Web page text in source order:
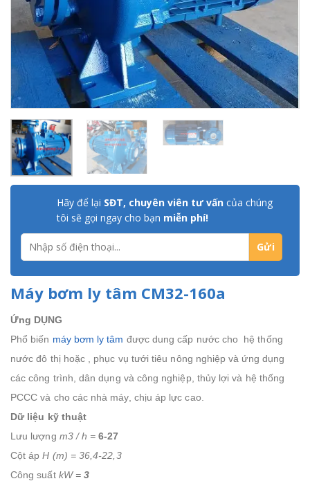
Hãy để lại SĐT, chuyên viên tư vấn của chúng
tôi sẽ gọi ngay cho bạn miễn phí!
Máy bơm ly tâm CM32-160a
Ứng DỤNG
Phổ biến máy bơm ly tâm được dung cấp nước cho hệ thống
nước đô thị hoặc , phục vụ tưới tiêu nông nghiệp và ứng dụng
các công trình, dân dụng và công nghiệp, thủy lợi và hệ thống
PCCC và cho các nhà máy, chịu áp lực cao.
Dữ liệu kỹ thuật
Lưu lượng m3 / h =6-27
Cột ápH (m) = 36,4-22,3
Công suất kW =3